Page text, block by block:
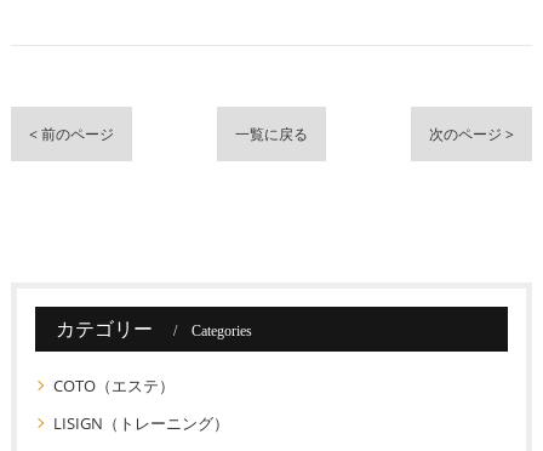
< 前のページ 一覧に戻る 次のページ >
カテゴリー Categories
COTO（エステ）
LISIGN（トレーニング）